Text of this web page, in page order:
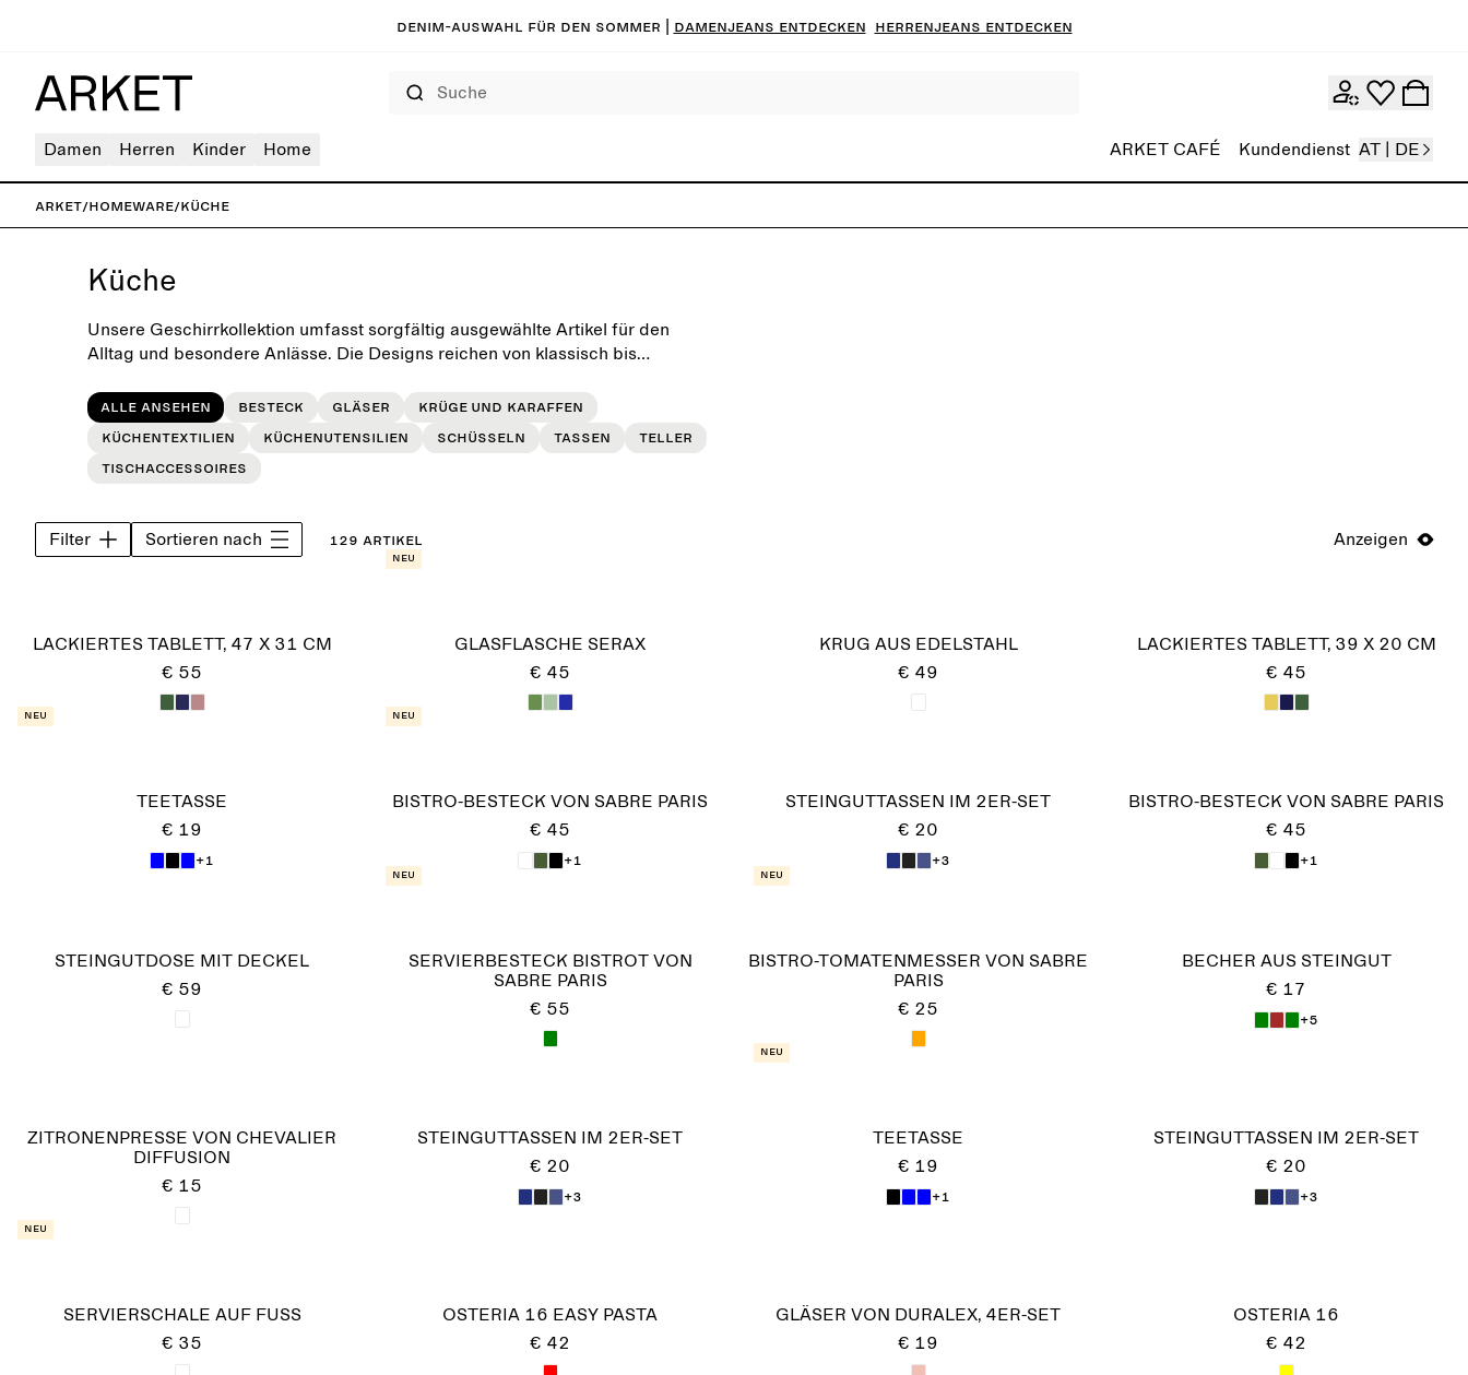
Denim-Auswahl für den Sommer | Damenjeans entdecken Herrenjeans entdecken
Damen Herren Kinder Home ARKET CAFÉ Kundendienst AT | DE
ARKET/Homeware/Küche
Küche
Unsere Geschirrkollektion umfasst sorgfältig ausgewählte Artikel für den
Alltag und besondere Anlässe. Die Designs reichen von klassisch bis
Geschmack aufwerten kannst.
Alle ansehen Besteck Gläser
Krüge und Karaffen
Küchentextilien
Küchenutensilien Schüsseln Tassen
Teller
Tischaccessoires
Filter Sortieren nach 129 Artikel Anzeigen
LACKIERTES TABLETT, 47 X 31 CM
€ 55
Neu
GLASFLASCHE SERAX
€ 45
KRUG AUS EDELSTAHL
€ 49
LACKIERTES TABLETT, 39 X 20 CM
€ 45
Neu
TEETASSE
€ 19
+1
Neu
BISTRO-BESTECK VON SABRE PARIS
€ 45
+1
STEINGUTTASSEN IM 2ER-SET
€ 20
+3
BISTRO-BESTECK VON SABRE PARIS
€ 45
+1
STEINGUTDOSE MIT DECKEL
€ 59
Neu
SERVIERBESTECK BISTROT VON
SABRE PARIS
€ 55
Neu
BISTRO-TOMATENMESSER VON SABRE
PARIS
€ 25
BECHER AUS STEINGUT
€ 17
+5
ZITRONENPRESSE VON CHEVALIER
DIFFUSION
€ 15
STEINGUTTASSEN IM 2ER-SET
€ 20
+3
Neu
TEETASSE
€ 19
+1
STEINGUTTASSEN IM 2ER-SET
€ 20
+3
Neu
SERVIERSCHALE AUF FUSS
€ 35
OSTERIA 16 EASY PASTA
€ 42
GLÄSER VON DURALEX, 4ER-SET
€ 19
OSTERIA 16
€ 42